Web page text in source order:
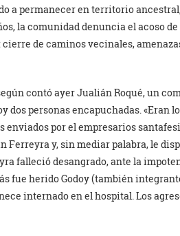
a permanecer en territorio
la comunidad denuncia el acoso
de caminos vecinales,
contó ayer Jualián Roqué, un
dos personas encapuchadas. «Eran
enviados por el empresarios
Ferreyra y, sin mediar palabra, le
falleció desangrado, ante la
fue herido Godoy (también
internado en el hospital. Los